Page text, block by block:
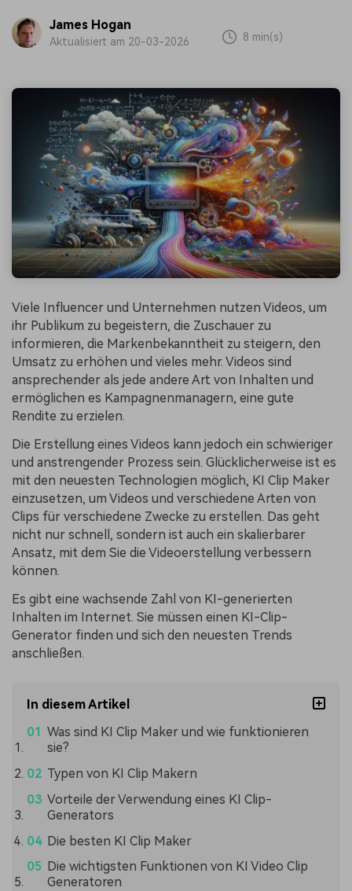
James Hogan
Aktualisiert am 20-03-2026 8 min(s)
Viele Influencer und Unternehmen nutzen Videos, um
ihr Publikum zu begeistern, die Zuschauer zu
informieren, die Markenbekanntheit zu steigern, den
Umsatz zu erhöhen und vieles mehr. Videos sind
ansprechender als jede andere Art von Inhalten und
ermöglichen es Kampagnenmanagern, eine gute
Rendite zu erzielen.
Die Erstellung eines Videos kann jedoch ein schwieriger
und anstrengender Prozess sein. Glücklicherweise ist es
mit den neuesten Technologien möglich, KI Clip Maker
einzusetzen, um Videos und verschiedene Arten von
Clips für verschiedene Zwecke zu erstellen. Das geht
nicht nur schnell, sondern ist auch ein skalierbarer
Ansatz, mit dem Sie die Videoerstellung verbessern
können.
Es gibt eine wachsende Zahl von KI-generierten
Inhalten im Internet. Sie müssen einen KI-Clip-
Generator finden und sich den neuesten Trends
anschließen.
In diesem Artikel
Was sind KI Clip Maker und wie funktionieren
sie?
Typen von KI Clip Makern
Vorteile der Verwendung eines KI Clip-
Generators
Die besten KI Clip Maker
Die wichtigsten Funktionen von KI Video Clip
Generatoren